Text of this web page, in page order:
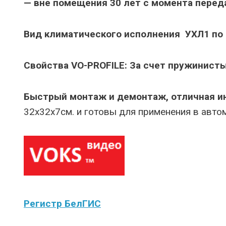
— вне помещения 30 лет с момента
Вид климатического исполнения УХЛ1
Свойства VO-PROFILE: За счет
Быстрый монтаж и демонтаж, отличная
32х32х7см. и готовы для применения в
Регистр БелГИС